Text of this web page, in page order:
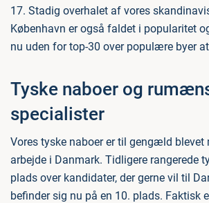
17. Stadig overhalet af vores
København er også faldet i popularitet
nu uden for top-30 over populære byer
Tyske naboer og
specialister
Vores tyske naboer er til gengæld blevet
arbejde i Danmark. Tidligere rangerede
plads over kandidater, der gerne vil til
befinder sig nu på en 10. plads. Faktisk